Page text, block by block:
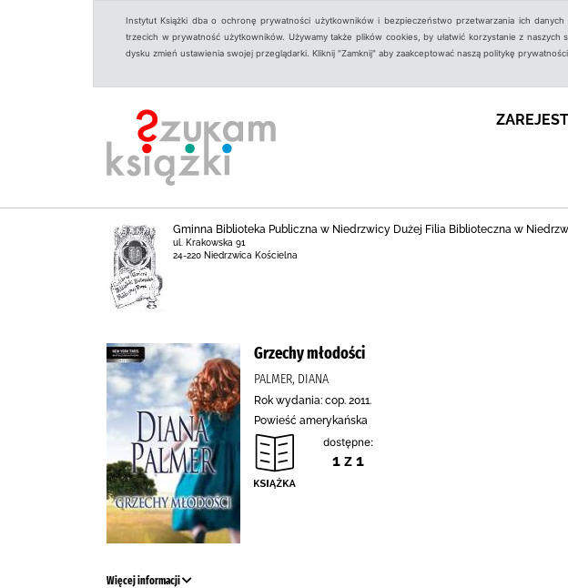
Instytut Książki dba o ochronę prywatności użytkowników i bezpieczeństwo przetwarzania ich
trzecich w prywatność użytkowników. Używamy także plików cookies, by ułatwić korzystanie z
dysku zmień ustawienia swojej przeglądarki. Kliknij "Zamknij" aby zaakceptować naszą politykę prywatności.
Gminna Biblioteka Publiczna w Niedrzwicy Dużej Filia Biblioteczna w
ul. Krakowska 91
24-220 Niedrzwica Kościelna
Grzechy młodości
PALMER, DIANA
Rok wydania: cop. 2011.
Powieść amerykańska
dostępne:
1 z 1
Więcej informacji